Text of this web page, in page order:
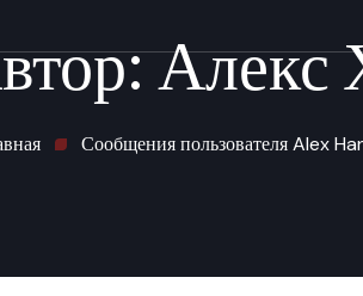
Алекс
Сообщения пользователя Alex